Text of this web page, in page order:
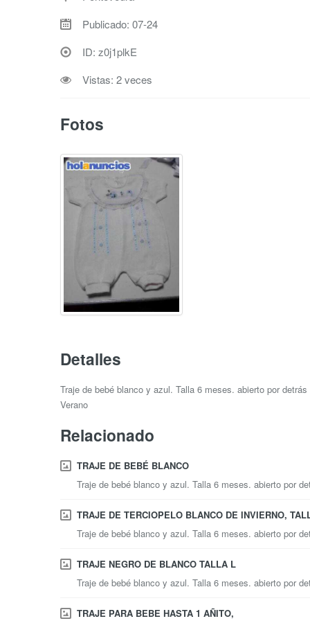
Publicado: 07-24
ID: z0j1plkE
Vistas: 2 veces
Fotos
Detalles
Traje de bebé blanco y azul. Talla 6 meses. abierto por detrás
Verano
Relacionado
TRAJE DE BEBÉ BLANCO
Traje de bebé blanco y azul. Talla 6 meses. abierto por
TRAJE DE TERCIOPELO BLANCO DE INVIERNO,
Traje de bebé blanco y azul. Talla 6 meses. abierto por
TRAJE NEGRO DE BLANCO TALLA L
Traje de bebé blanco y azul. Talla 6 meses. abierto por
TRAJE PARA BEBE HASTA 1 AÑITO,